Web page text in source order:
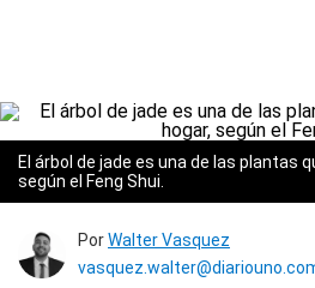
El árbol de jade es una de las plantas
según el Feng Shui.
PorWalter Vasquez